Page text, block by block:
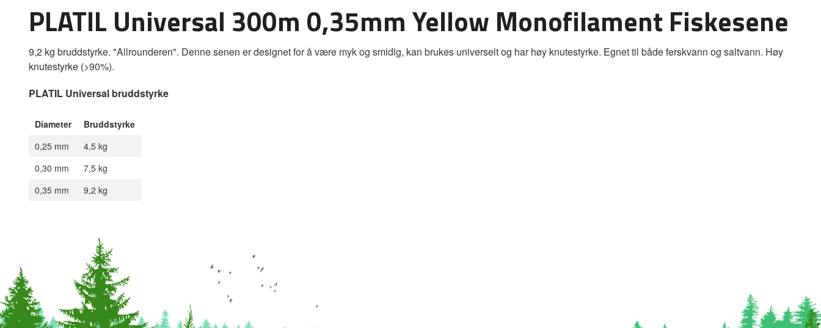
PLATIL Universal 300m 0,35mm Yellow Monofilament Fiskesene
9,2 kg bruddstyrke. "Allrounderen". Denne senen er designet for å være myk og smidig, kan brukes universelt og har høy knutestyrke. Egnet til både ferskvann og saltvann. Høy
knutestyrke (>90%).
PLATIL Universal bruddstyrke
Diameter
Bruddstyrke
0,25 mm
4,5 kg
0,30 mm
7,5 kg
0,35 mm
9,2 kg